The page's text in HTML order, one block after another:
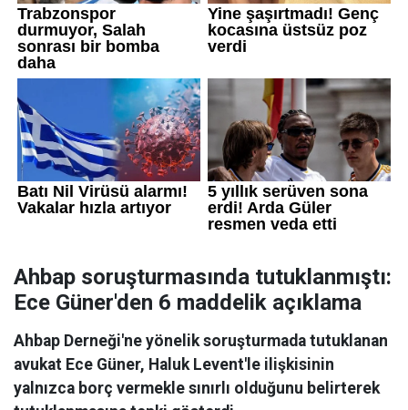
Ahbap soruşturmasında tutuklanmıştı:
Ece Güner'den 6 maddelik açıklama
Ahbap Derneği'ne yönelik soruşturmada tutuklanan
avukat Ece Güner, Haluk Levent'le ilişkisinin
yalnızca borç vermekle sınırlı olduğunu belirterek